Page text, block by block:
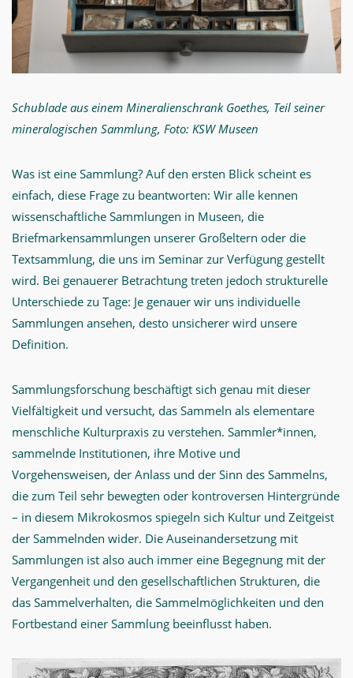
Schublade aus einem Mineralienschrank Goethes, Teil seiner
mineralogischen Sammlung, Foto: KSW Museen
Was ist eine Sammlung? Auf den ersten Blick scheint es
einfach, diese Frage zu beantworten: Wir alle kennen
wissenschaftliche Sammlungen in Museen, die
Briefmarkensammlungen unserer Großeltern oder die
Textsammlung, die uns im Seminar zur Verfügung gestellt
wird. Bei genauerer Betrachtung treten jedoch strukturelle
Unterschiede zu Tage: Je genauer wir uns individuelle
Sammlungen ansehen, desto unsicherer wird unsere
Definition.
Sammlungsforschung beschäftigt sich genau mit dieser
Vielfältigkeit und versucht, das Sammeln als elementare
menschliche Kulturpraxis zu verstehen. Sammler*innen,
sammelnde Institutionen, ihre Motive und
Vorgehensweisen, der Anlass und der Sinn des Sammelns,
die zum Teil sehr bewegten oder kontroversen Hintergründe
– in diesem Mikrokosmos spiegeln sich Kultur und Zeitgeist
der Sammelnden wider. Die Auseinandersetzung mit
Sammlungen ist also auch immer eine Begegnung mit der
Vergangenheit und den gesellschaftlichen Strukturen, die
das Sammelverhalten, die Sammelmöglichkeiten und den
Fortbestand einer Sammlung beeinflusst haben.